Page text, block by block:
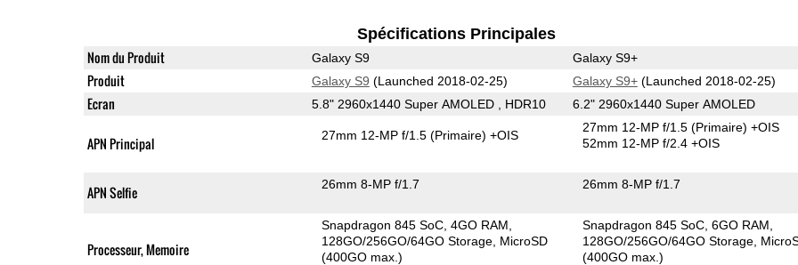
Spécifications Principales
Nom du Produit Galaxy S9 Galaxy S9+
Produit Galaxy S9 (Launched 2018-02-25) Galaxy S9+(Launched 2018-02-25)
Ecran 5.8" 2960x1440 Super AMOLED , HDR10 6.2" 2960x1440 Super AMOLED
APN Principal 27mm 12-MP f/1.5(Primaire) +OIS
27mm 12-MP f/1.5(Primaire) +OIS
52mm 12-MP f/2.4 +OIS
APN Selfie 26mm 8-MP f/1.7 26mm 8-MP f/1.7
Processeur, Memoire
Snapdragon 845 SoC 4GO RAM
128GO/256GO/64GO Storage MicroSD
(400GO max.)
Snapdragon 845 SoC 6GO RAM
128GO/256GO/64GO Storage
(400GO max.)